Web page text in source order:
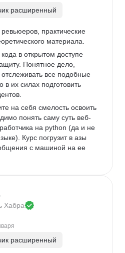
расширенный
практические
материала.
в открытом доступе
Понятное дело,
все подобные
в их силах подготовить
на себя смелость освоить
понять саму суть веб-
на python (да и не
Курс погрузит в азы
с машиной на ее
Хабра
расширенный